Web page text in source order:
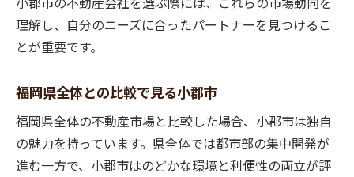
画
購入後の税務や保険の手続き支援
購入前調査と市場分析の重要性
最適な購入タイミングを見極める
独自のネットワークによる物件情報の入手
資産価値の評価と将来性の見極め
理解し、自分のニーズに合ったパートナーを見つけるこ
とが重要です。
福岡県全体との比較で見る小郡市
福岡県全体の不動産市場と比較した場合、小郡市は独自
の魅力を持っています。県全体では都市部の集中開発が
進む一方で、小郡市はのどかな環境と利便性の両立が評